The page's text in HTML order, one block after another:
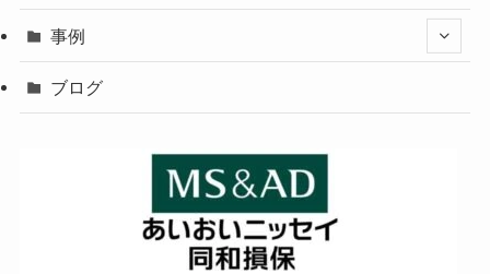
事例
ブログ